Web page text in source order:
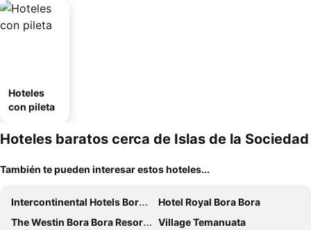
Hoteles
con pileta
Hoteles baratos cerca de Islas de la Sociedad
También te pueden interesar estos hoteles...
Intercontinental Hotels Bora Bora Le Moana Resort By Ihg
Hotel Royal Bora Bora
The Westin Bora Bora Resort & Spa
Village Temanuata